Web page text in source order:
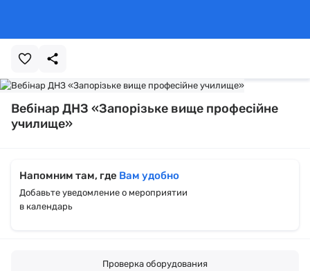
Вебінар ДНЗ «Запорізьке вище професійне
училище»
Напомним там, где Вам удобно
Добавьте уведомление о мероприятии
в календарь
Проверка оборудования